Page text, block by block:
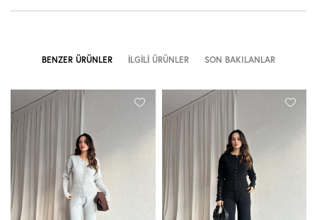
BENZER ÜRÜNLER İLGILI ÜRÜNLER SON BAKILANLAR